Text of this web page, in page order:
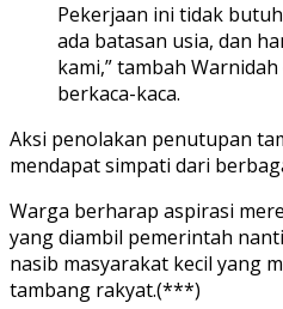
Pekerjaan ini tidak
ada batasan usia, dan
kami,” tambah
berkaca-kaca.
Aksi penolakan penutupan
mendapat simpati dari
Warga berharap aspirasi
yang diambil pemerintah
nasib masyarakat kecil yang
tambang rakyat.(***)